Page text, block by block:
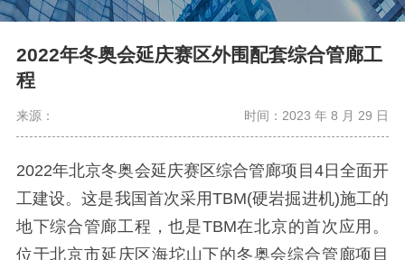
2022年冬奥会延庆赛区外围配套综合管廊工
程
来源： 时间：2023 年 8 月 29 日
2022年北京冬奥会延庆赛区综合管廊项目4日全面开
工建设。这是我国首次采用TBM(硬岩掘进机)施工的
地下综合管廊工程，也是TBM在北京的首次应用。
位于北京市延庆区海坨山下的冬奥会综合管廊项目